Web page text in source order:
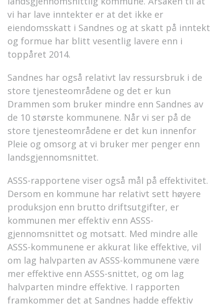
vi har lave inntekter er at det ikke er
eiendomsskatt i Sandnes og at skatt på inntekt
og formue har blitt vesentlig lavere enn i
toppåret 2014.
Sandnes har også relativt lav ressursbruk i de
store tjenesteområdene og det er kun
Drammen som bruker mindre enn Sandnes av
de 10 største kommunene. Når vi ser på de
store tjenesteområdene er det kun innenfor
Pleie og omsorg at vi bruker mer penger enn
landsgjennomsnittet.
ASSS-rapportene viser også mål på effektivitet.
Dersom en kommune har relativt sett høyere
produksjon enn brutto driftsutgifter, er
kommunen mer effektiv enn ASSS-
gjennomsnittet og motsatt. Med mindre alle
ASSS-kommunene er akkurat like effektive, vil
om lag halvparten av ASSS-kommunene være
mer effektive enn ASSS-snittet, og om lag
halvparten mindre effektive. I rapporten
framkommer det at Sandnes hadde effektiv